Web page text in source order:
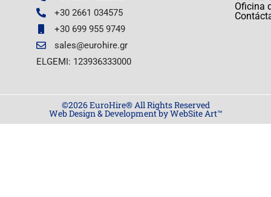
+30 2661 034575
+30 699 955 9749
sales@eurohire.gr
ELGEMI: 123936333000
Oficina
©2026 EuroHire® All Rights Reserved
Web Design & Development by WebSite Art™